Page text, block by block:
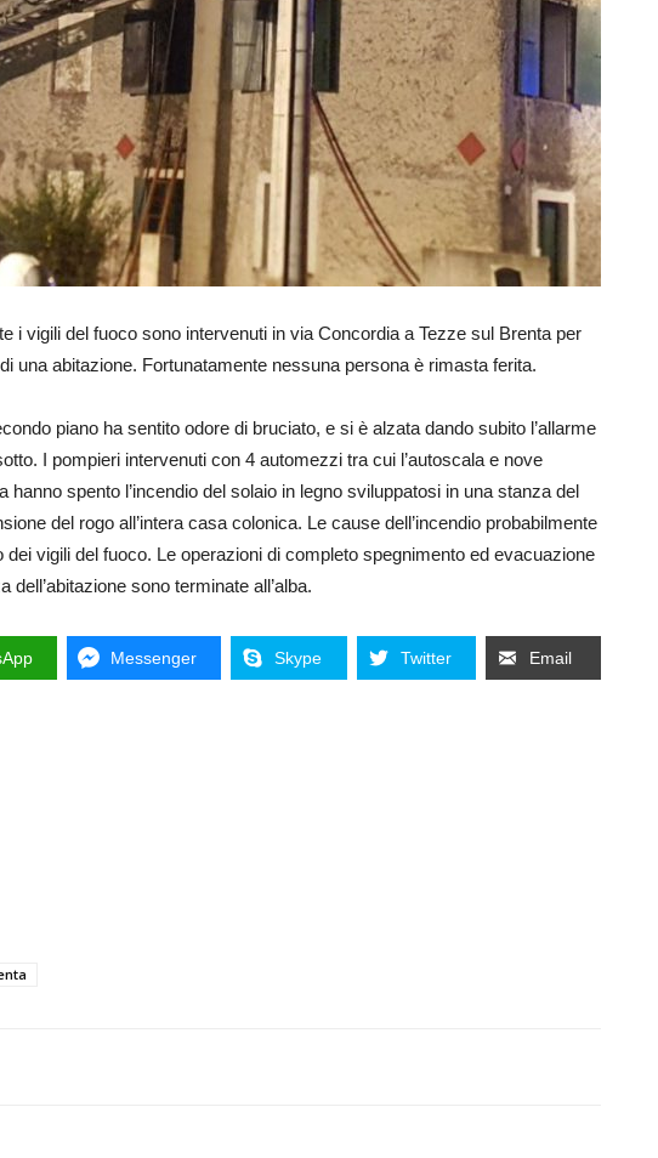
i vigili del fuoco sono intervenuti in via Concordia a Tezze sul Brenta per
di una abitazione. Fortunatamente nessuna persona è rimasta ferita.
piano ha sentito odore di bruciato, e si è alzata dando subito l’allarme
I pompieri intervenuti con 4 automezzi tra cui l’autoscala e nove
hanno spento l’incendio del solaio in legno sviluppatosi in una stanza del
del rogo all’intera casa colonica. Le cause dell’incendio probabilmente
dei vigili del fuoco. Le operazioni di completo spegnimento ed evacuazione
sono terminate all’alba.
Messenger Skype Twitter Email